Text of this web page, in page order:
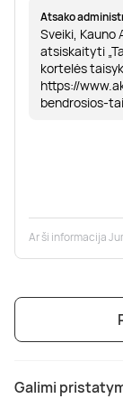
Galimi
Atsako
Sveiki, Kauno
atsiskaityti
kortelės
https://
bendrosios-
Ar ši informacija